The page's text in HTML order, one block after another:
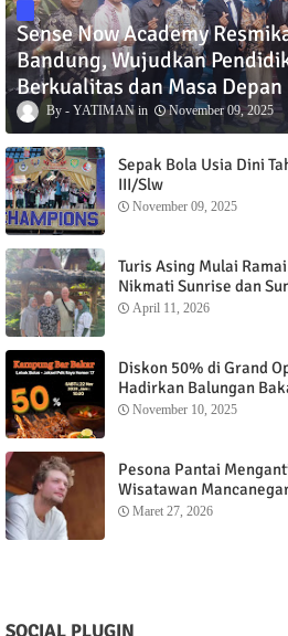
Sense Now Academy
Bandung, Wujudkan
Berkualitas dan Masa
YATIMAN November 09, 2025
Sepak Bola Usia Dini
III/Slw
November 09, 2025
Turis Asing Mulai
Nikmati Sunrise dan
Menganti Cottage
April 11, 2026
Diskon 50% di Grand
Hadirkan Balungan
November 10, 2025
Pesona Pantai
Wisatawan
Sunset dari Menganti
Maret 27, 2026
SOCIAL PLUGIN